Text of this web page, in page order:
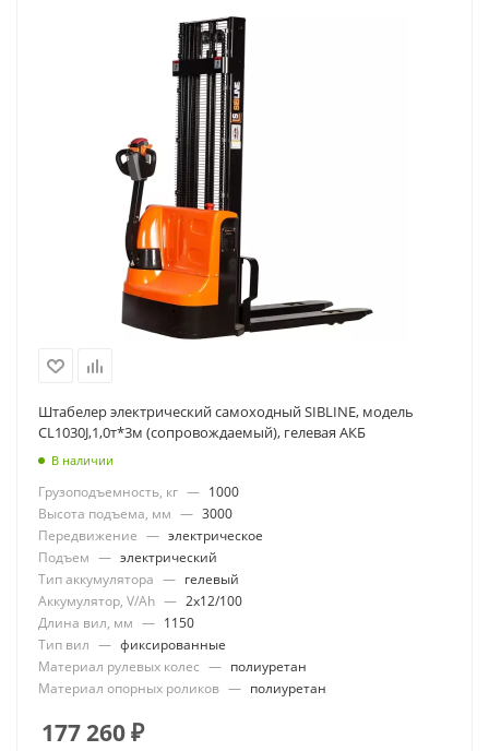
Штабелер электрический самоходный SIBLINE, модель
CL1030J,1,0т*3м (сопровождаемый), гелевая АКБ
В наличии
Грузоподъемность, кг — 1000
Высота подъема, мм — 3000
Передвижение — электрическое
Подъем — электрический
Тип аккумулятора — гелевый
Аккумулятор, V/Ah — 2x12/100
Длина вил, мм — 1150
Тип вил — фиксированные
Материал рулевых колес — полиуретан
Материал опорных роликов — полиуретан
177 260₽